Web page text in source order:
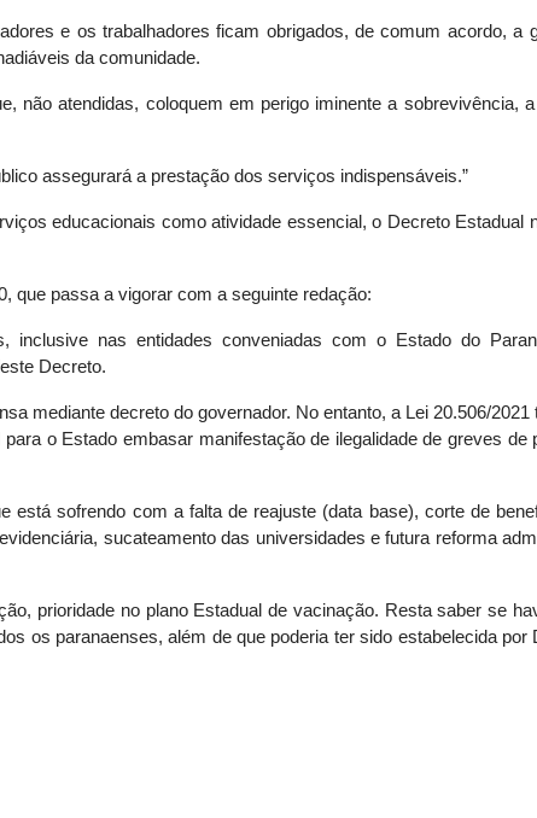
e os trabalhadores ficam obrigados, de comum acordo, a
da comunidade.
não atendidas, coloquem em perigo iminente a sobrevivência,
assegurará a prestação dos serviços indispensáveis.”
educacionais como atividade essencial, o Decreto Estadual
que passa a vigorar com a seguinte redação:
inclusive nas entidades conveniadas com o Estado do
Decreto.
mediante decreto do governador. No entanto, a Lei 20.506/
o Estado embasar manifestação de ilegalidade de greves de
está sofrendo com a falta de reajuste (data base), corte de
sucateamento das universidades e futura reforma
prioridade no plano Estadual de vacinação. Resta saber se
os paranaenses, além de que poderia ter sido estabelecida